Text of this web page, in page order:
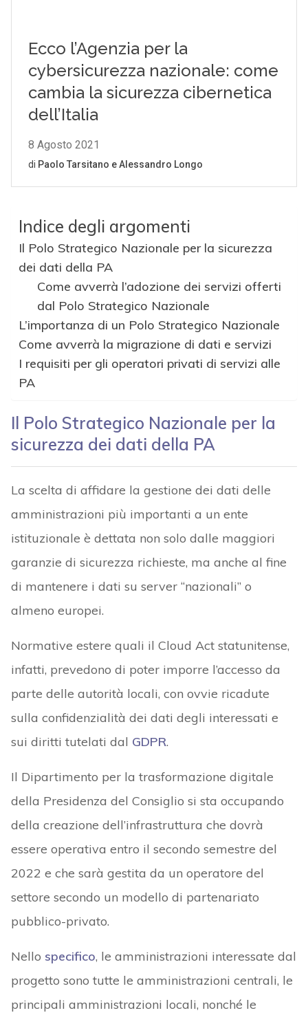
Indice degli argomenti
Il Polo Strategico Nazionale per la sicurezza
dei dati della PA
Come avverrà l’adozione dei servizi offerti
dal Polo Strategico Nazionale
L’importanza di un Polo Strategico Nazionale
Come avverrà la migrazione di dati e servizi
I requisiti per gli operatori privati di servizi alle
PA
Il Polo Strategico Nazionale per la
sicurezza dei dati della PA
La scelta di affidare la gestione dei dati delle
amministrazioni più importanti a un ente
istituzionale è dettata non solo dalle maggiori
garanzie di sicurezza richieste, ma anche al fine
di mantenere i dati su server “nazionali” o
almeno europei.
Normative estere quali il Cloud Act statunitense,
infatti, prevedono di poter imporre l’accesso da
parte delle autorità locali, con ovvie ricadute
sulla confidenzialità dei dati degli interessati e
sui diritti tutelati dal GDPR.
Il Dipartimento per la trasformazione digitale
della Presidenza del Consiglio si sta occupando
della creazione dell’infrastruttura che dovrà
essere operativa entro il secondo semestre del
2022 e che sarà gestita da un operatore del
settore secondo un modello di partenariato
pubblico-privato.
Nello specifico, le amministrazioni interessate dal
progetto sono tutte le amministrazioni centrali, le
principali amministrazioni locali, nonché le